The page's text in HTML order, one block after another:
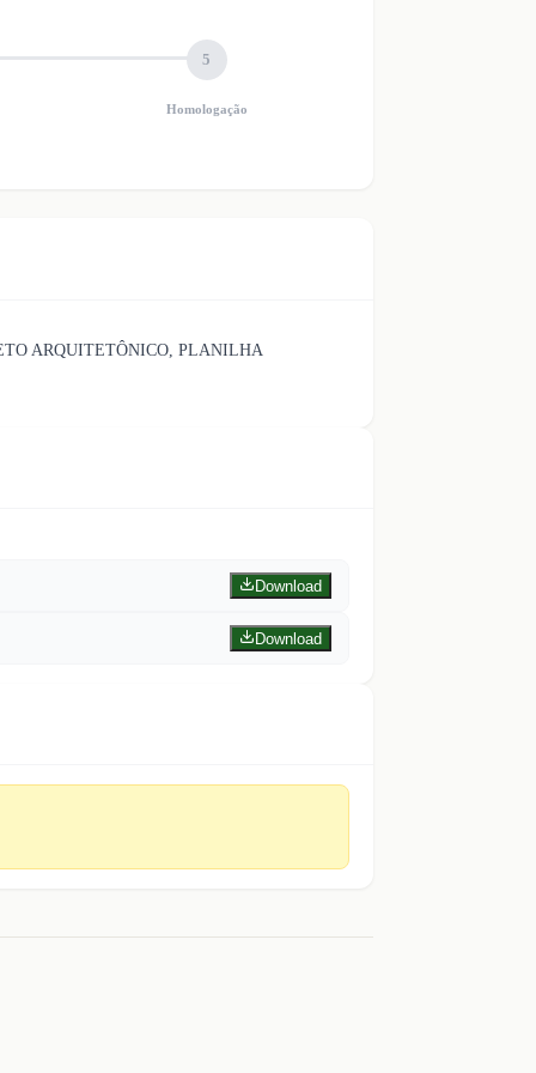
5
Homologação
ARQUITETÔNICO, PLANILHA
Download
Download